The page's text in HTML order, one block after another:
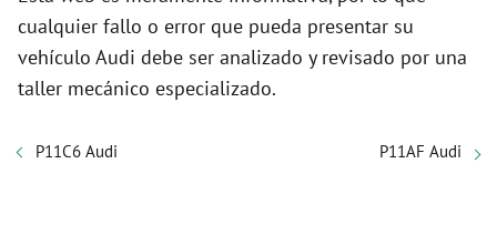
cualquier fallo o error que pueda presentar su
vehículo Audi debe ser analizado y revisado por una
taller mecánico especializado.
P11C6 Audi P11AF Audi